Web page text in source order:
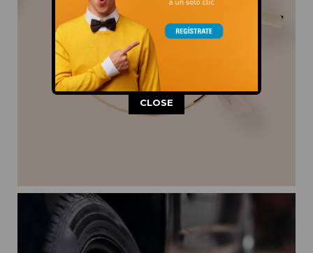
This popup will close in:11
CLOSE